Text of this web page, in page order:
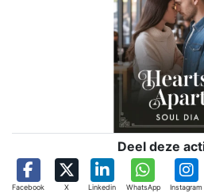
Deel deze
Facebook X Linkedin WhatsApp Instagram